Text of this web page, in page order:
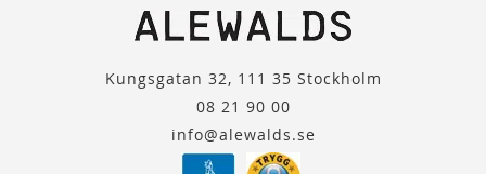
Kungsgatan 32, 111 35 Stockholm
08 21 90 00
info@alewalds.se